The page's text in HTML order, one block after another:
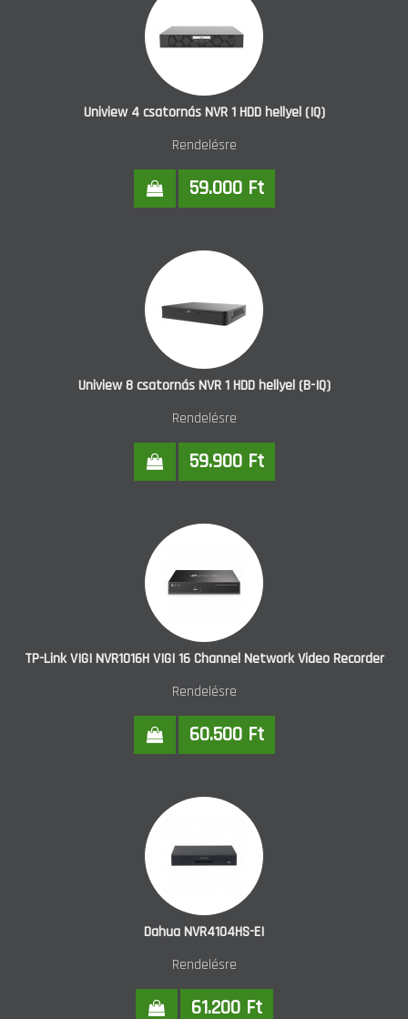
Uniview 4 csatornás NVR 1 HDD hellyel (IQ)
Rendelésre
59.000 Ft
Uniview 8 csatornás NVR 1 HDD hellyel (B-IQ)
Rendelésre
59.900 Ft
TP-Link VIGI NVR1016H VIGI 16 Channel Network Video Recorder
Rendelésre
60.500 Ft
Dahua NVR4104HS-EI
Rendelésre
61.200 Ft